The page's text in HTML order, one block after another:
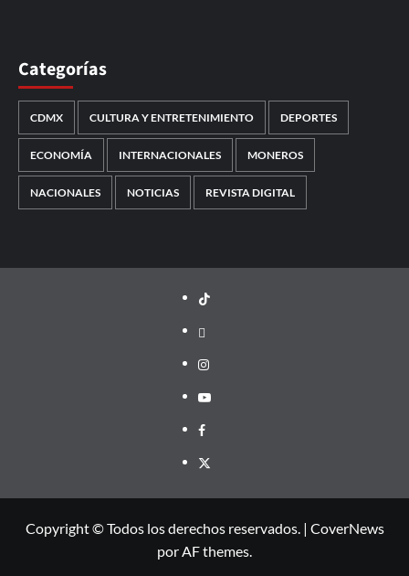
Categorías
CDMX CULTURA Y ENTRETENIMIENTO DEPORTES
ECONOMÍA INTERNACIONALES MONEROS
NACIONALES NOTICIAS REVISTA DIGITAL
TikTok
threads
Instagram
Youtube
Facebook
X
Copyright © Todos los derechos reservados. | CoverNews
por AF themes.